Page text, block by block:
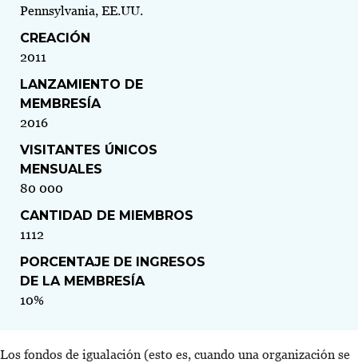
Pennsylvania, EE.UU.
CREACIÓN
2011
LANZAMIENTO DE
MEMBRESÍA
2016
VISITANTES ÚNICOS
MENSUALES
80 000
CANTIDAD DE MIEMBROS
1112
PORCENTAJE DE INGRESOS
DE LA MEMBRESÍA
10%
Los fondos de igualación (esto es, cuando una organización se